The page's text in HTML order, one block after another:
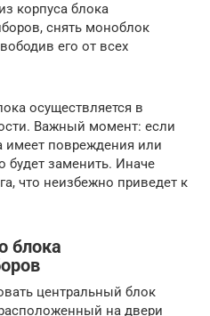
корпуса блока
снять моноблок
его от всех
осуществляется в
Важный момент: если
имеет повреждения или
будет заменить. Иначе
что неизбежно приведет к
блока
центральный блок
на двери